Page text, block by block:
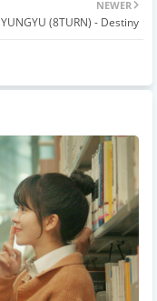
NEWER
YUNGYU (8TURN) - Destiny